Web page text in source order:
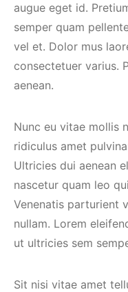
augue eget id.
semper quam
vel et. Dolor mus
consectetuer varius.
aenean.
Nunc eu vitae mollis
ridiculus amet
Ultricies dui aenean
nascetur quam leo
Venenatis parturient
nullam. Lorem
ut ultricies sem
Sit nisi vitae amet